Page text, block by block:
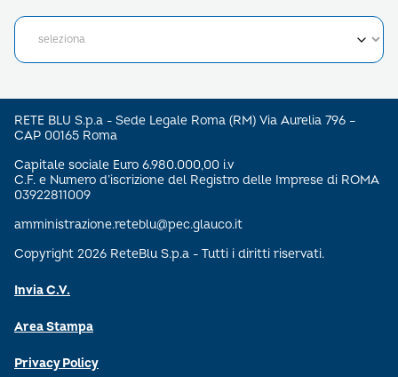
RETE BLU S.p.a - Sede Legale Roma (RM) Via Aurelia 796 –
CAP 00165 Roma
Capitale sociale Euro 6.980.000,00 i.v
C.F. e Numero d’iscrizione del Registro delle Imprese di ROMA
03922811009
amministrazione.reteblu@pec.glauco.it
Copyright 2026 ReteBlu S.p.a - Tutti i diritti riservati.
Invia C.V.
Area Stampa
Privacy Policy